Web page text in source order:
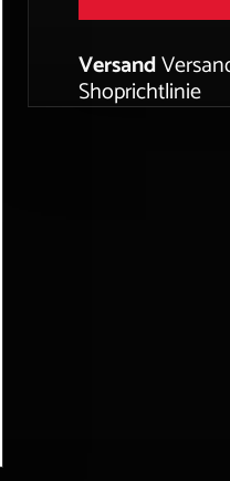
Versand
Shoprichtlinie